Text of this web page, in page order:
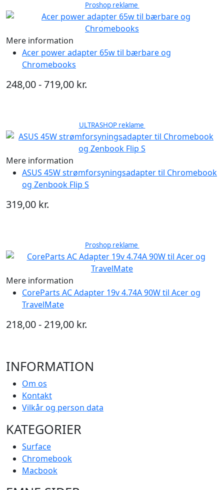
Proshop reklame
Mere information
Acer power adapter 65w til bærbare og
Chromebooks
248,00 - 719,00 kr.
ULTRASHOP reklame
Mere information
ASUS 45W strømforsyningsadapter til Chromebook
og Zenbook Flip S
319,00 kr.
Proshop reklame
Mere information
CoreParts AC Adapter 19v 4.74A 90W til Acer og
TravelMate
218,00 - 219,00 kr.
INFORMATION
Om os
Kontakt
Vilkår og person data
KATEGORIER
Surface
Chromebook
Macbook